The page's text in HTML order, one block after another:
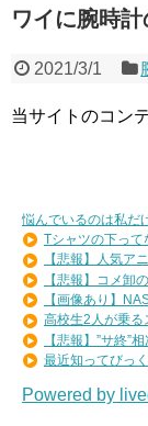
ワイに腕時
2021/3/1
当サイトのコン
悩んでいるのは私だ
Tシャツの下って
【悲報】人気ア
【悲報】コメ卸
【画像あり】
高校生2人が乗る
【悲報】”サ終”
最近知ってびっ
Powered by